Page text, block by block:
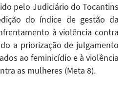
pelo Judiciário do Tocantins
do índice de gestão da
à violência contra
a priorização de julgamento
ao feminicídio e à violência
as mulheres (Meta 8).